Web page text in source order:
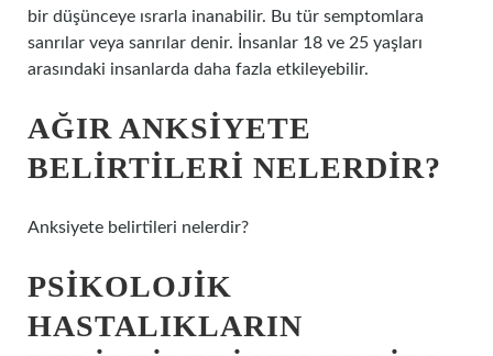
bir düşünceye ısrarla inanabilir. Bu tür semptomlara
sanrılar veya sanrılar denir. İnsanlar 18 ve 25 yaşları
arasındaki insanlarda daha fazla etkileyebilir.
AĞIR ANKSIYETE
BELIRTILERI NELERDIR?
Anksiyete belirtileri nelerdir?
PSIKOLOJIK
HASTALIKLARIN